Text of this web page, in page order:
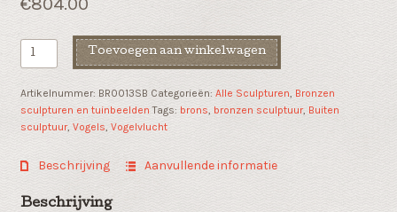
Bronzen
sculptuur
"In
vogelvlucht"
aantal
Toevoegen aan winkelwagen
Artikelnummer: BR0013SB Categorieën: Alle Sculpturen, Bronzen
sculpturen en tuinbeelden Tags: brons, bronzen sculptuur, Buiten
sculptuur, Vogels, Vogelvlucht
Beschrijving Aanvullende informatie
Beschrijving